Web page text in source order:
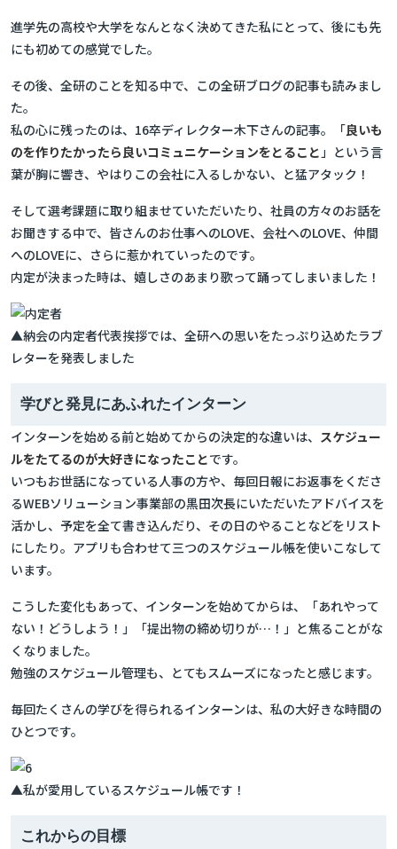
進学先の高校や大学をなんとなく決めてきた私にとって、後にも先
にも初めての感覚でした。
その後、全研のことを知る中で、この全研ブログの記事も読みまし
た。
私の心に残ったのは、16卒ディレクター木下さんの記事。「良いも
のを作りたかったら良いコミュニケーションをとること」という言
葉が胸に響き、やはりこの会社に入るしかない、と猛アタック！
そして選考課題に取り組ませていただいたり、社員の方々のお話を
お聞きする中で、皆さんのお仕事へのLOVE、会社へのLOVE、仲間
へのLOVEに、さらに惹かれていったのです。
内定が決まった時は、嬉しさのあまり歌って踊ってしまいました！
▲納会の内定者代表挨拶では、全研への思いをたっぷり込めたラブ
レターを発表しました
学びと発見にあふれたインターン
インターンを始める前と始めてからの決定的な違いは、 スケジュー
ルをたてるのが大好きになったことです。
いつもお世話になっている人事の方や、毎回日報にお返事をくださ
るWEBソリューション事業部の黒田次長にいただいたアドバイスを
活かし、予定を全て書き込んだり、その日のやることなどをリスト
にしたり。アプリも合わせて三つのスケジュール帳を使いこなして
います。
こうした変化もあって、インターンを始めてからは、「あれやって
ない！どうしよう！」「提出物の締め切りが…！」と焦ることがな
くなりました。
勉強のスケジュール管理も、とてもスムーズになったと感じます。
毎回たくさんの学びを得られるインターンは、私の大好きな時間の
ひとつです。
▲私が愛用しているスケジュール帳です！
これからの目標